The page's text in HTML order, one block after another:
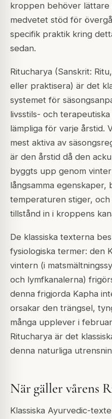
kroppen behöver
medvetet stöd för
specifik praktik kring
sedan.
Ritucharya (Sanskrit:
eller praktisera) är det
systemet för
livsstils- och
lämpliga för varje årstid.
mest aktiva av
är den årstid då den
byggts upp genom
långsamma egenskaper,
temperaturen stiger,
tillstånd in i kroppens
De klassiska texterna
fysiologiska termer: den
vintern (i
och lymfkanalerna)
denna frigjorda Kapha
orsakar den trängsel,
många upplever i
Ritucharya är det
denna naturliga
När gäller vårens
Klassiska Ayurvedic-